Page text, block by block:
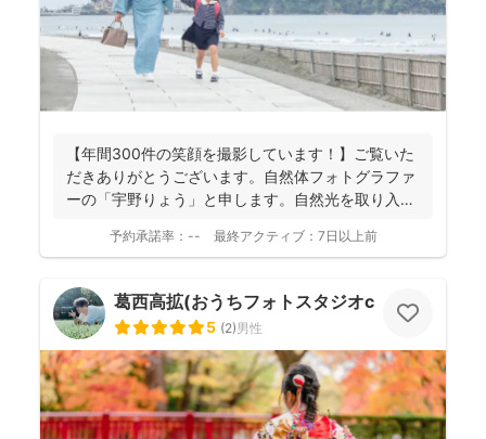
【年間300件の笑顔を撮影しています！】ご覧いた
だきありがとうございます。自然体フォトグラファ
ーの「宇野りょう」と申します。自然光を取り入れ
予約承諾率： -- 最終アクティブ： 7日以上前
葛西高拡(おうちフォトスタジオcocofilm)
5 (2)男性